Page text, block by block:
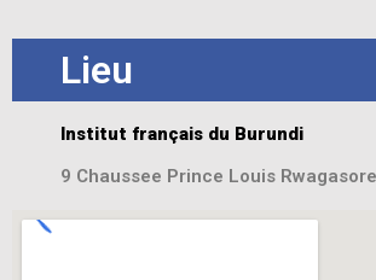
Lieu
Institut français du Burundi
9 Chaussee Prince Louis